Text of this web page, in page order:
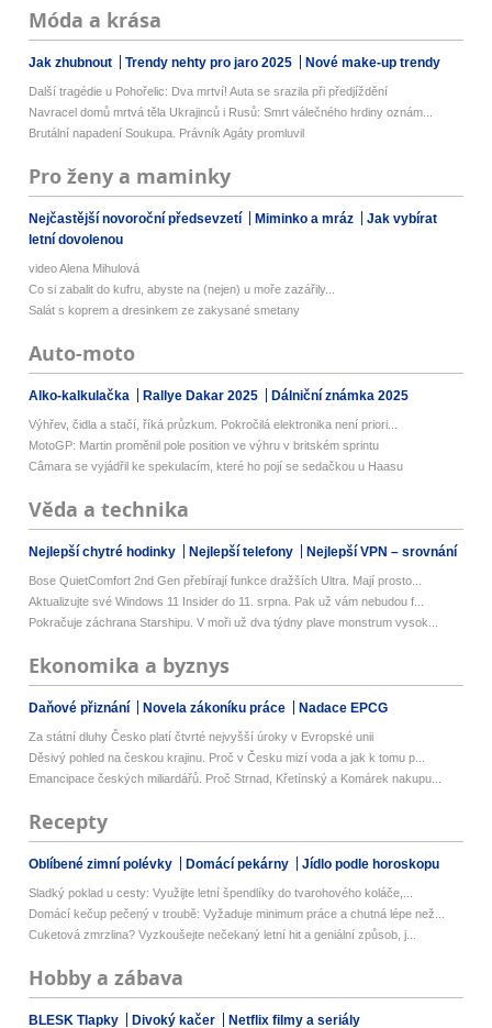
Móda a krása
Jak zhubnout Trendy nehty pro jaro 2025 Nové make-up trendy
Další tragédie u Pohořelic: Dva mrtví! Auta se srazila při předjíždění
Navracel domů mrtvá těla Ukrajinců i Rusů: Smrt válečného hrdiny oznám...
Brutální napadení Soukupa. Právník Agáty promluvil
Pro ženy a maminky
Nejčastější novoroční předsevzetí Miminko a mráz
Jak vybírat
letní dovolenou
video Alena Mihulová
Co si zabalit do kufru, abyste na (nejen) u moře zazářily...
Salát s koprem a dresinkem ze zakysané smetany
Auto-moto
Alko-kalkulačka Rallye Dakar 2025 Dálniční známka 2025
Výhřev, čidla a stačí, říká průzkum. Pokročilá elektronika není priori...
MotoGP: Martin proměnil pole position ve výhru v britském sprintu
Câmara se vyjádřil ke spekulacím, které ho pojí se sedačkou u Haasu
Věda a technika
Nejlepší chytré hodinky Nejlepší telefony Nejlepší VPN – srovnání
Bose QuietComfort 2nd Gen přebírají funkce dražších Ultra. Mají prosto...
Aktualizujte své Windows 11 Insider do 11. srpna. Pak už vám nebudou f...
Pokračuje záchrana Starshipu. V moři už dva týdny plave monstrum vysok...
Ekonomika a byznys
Daňové přiznání Novela zákoníku práce Nadace EPCG
Za státní dluhy Česko platí čtvrté nejvyšší úroky v Evropské unii
Děsivý pohled na českou krajinu. Proč v Česku mizí voda a jak k tomu p...
Emancipace českých miliardářů. Proč Strnad, Křetínský a Komárek nakupu...
Recepty
Oblíbené zimní polévky Domácí pekárny Jídlo podle horoskopu
Sladký poklad u cesty: Využijte letní špendlíky do tvarohového koláče,...
Domácí kečup pečený v troubě: Vyžaduje minimum práce a chutná lépe než...
Cuketová zmrzlina? Vyzkoušejte nečekaný letní hit a geniální způsob, j...
Hobby a zábava
BLESK Tlapky Divoký kačer Netflix filmy a seriály